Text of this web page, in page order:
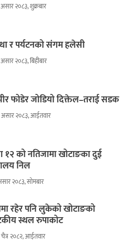
२०८३, शुक्रबार
र पर्यटनको संगम हलेसी
२०८३, बिहीबार
फोडेर जोडियो दिक्तेल–तराई सडक
२०८३, आईतवार
१२ को नतिजामा खोटाङका दुई
निल
२०८३, सोमबार
रहेर पनि लुकेको खोटाङको
स्थल रुपाकोट
२०८२, आईतवार